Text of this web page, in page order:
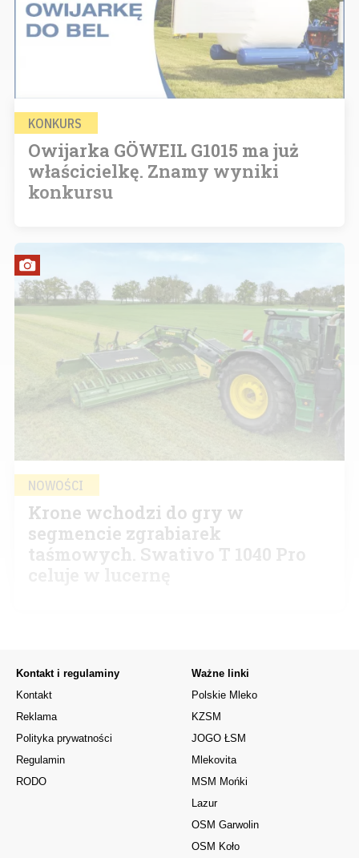
KONKURS
Owijarka GÖWEIL G1015 ma już
właścicielkę. Znamy wyniki
konkursu
NOWOŚCI
Krone wchodzi do gry w
segmencie zgrabiarek
taśmowych. Swativo T 1040 Pro
Kontakt i regulaminy
Kontakt
Reklama
Polityka prywatności
Regulamin
RODO
Ważne linki
Polskie Mleko
KZSM
JOGO ŁSM
Mlekovita
MSM Mońki
Lazur
OSM Garwolin
OSM Koło